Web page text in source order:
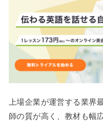
上場企業が運営する業界
師の質が高く、教材も幅